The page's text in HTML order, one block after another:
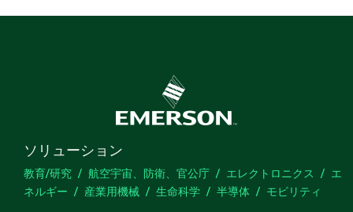
ソリューション
教育/研究 航空宇宙、防衛、官公庁 エレクトロニクス
エ
ネルギー
産業用機械 生命科学 半導体 モビリティ